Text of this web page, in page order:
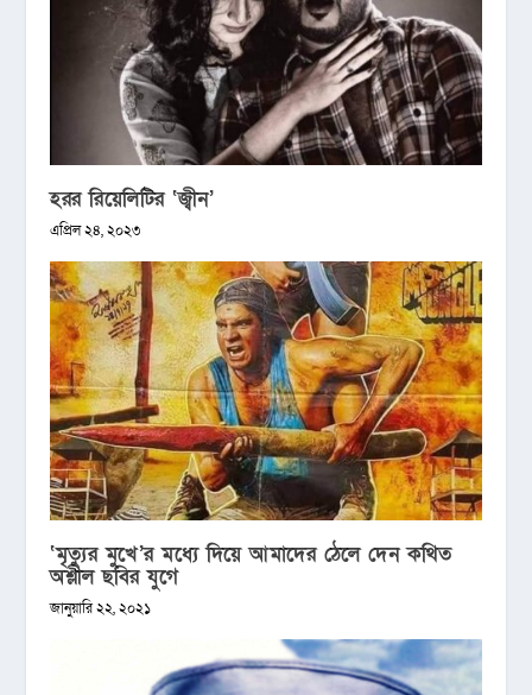
হরর রিয়েলিটির ‘জ্বীন’
এপ্রিল ২৪, ২০২৩
‘মৃত্যুর মুখে’র মধ্যে দিয়ে আমাদের ঠেলে দেন কথিত
অশ্লীল ছবির যুগে
জানুয়ারি ২২, ২০২১